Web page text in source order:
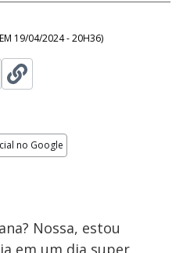
19/04/2024 - 20H36)
no Google
Nossa, estou
em um dia super